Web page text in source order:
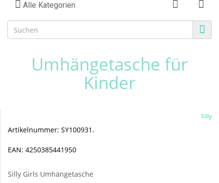
Alle Kategorien
Umhängetasche für
Kinder
Silly
Artikelnummer: SY100931.
EAN: 4250385441950
Silly Girls Umhängetasche